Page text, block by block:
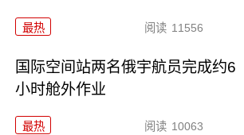
最热 阅读 11556
国际空间站两名俄宇航员完成约6
小时舱外作业
最热 阅读 10063